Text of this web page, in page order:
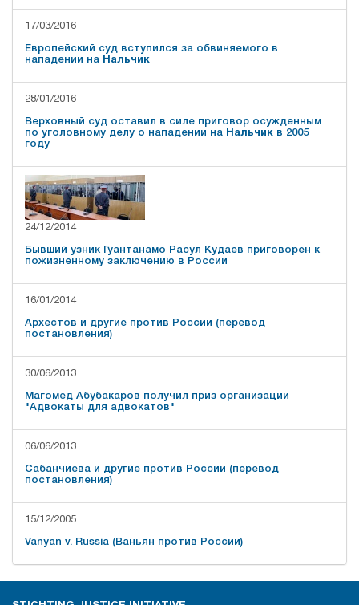
17/03/2016
Европейский суд вступился за обвиняемого в
нападении на Нальчик
28/01/2016
Верховный суд оставил в силе приговор осужденным
по уголовному делу о нападении на Нальчик в 2005
году
24/12/2014
Бывший узник Гуантанамо Расул Кудаев приговорен к
пожизненному заключению в России
16/01/2014
Архестов и другие против России (перевод
постановления)
30/06/2013
Магомед Абубакаров получил приз организации
"Адвокаты для адвокатов"
06/06/2013
Сабанчиева и другие против России (перевод
постановления)
15/12/2005
Vanyan v. Russia (Ваньян против России)